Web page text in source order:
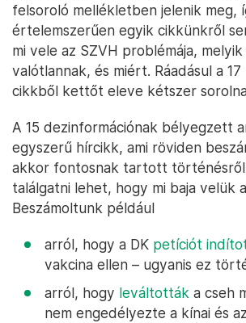
felsoroló mellékletben jelenik meg,
értelemszerűen egyik cikkünkről
mi vele az SZVH problémája,
valótlannak, és miért. Ráadásul a
cikkből kettőt eleve kétszer
A 15 dezinformációnak bélyegzett
egyszerű hírcikk, ami röviden
akkor fontosnak tartott
találgatni lehet, hogy mi baja velük
Beszámoltunk például
arról, hogy a DK petíciót
vakcina ellen – ugyanis ez
arról, hogy leváltották a cseh
nem engedélyezte a kínai és